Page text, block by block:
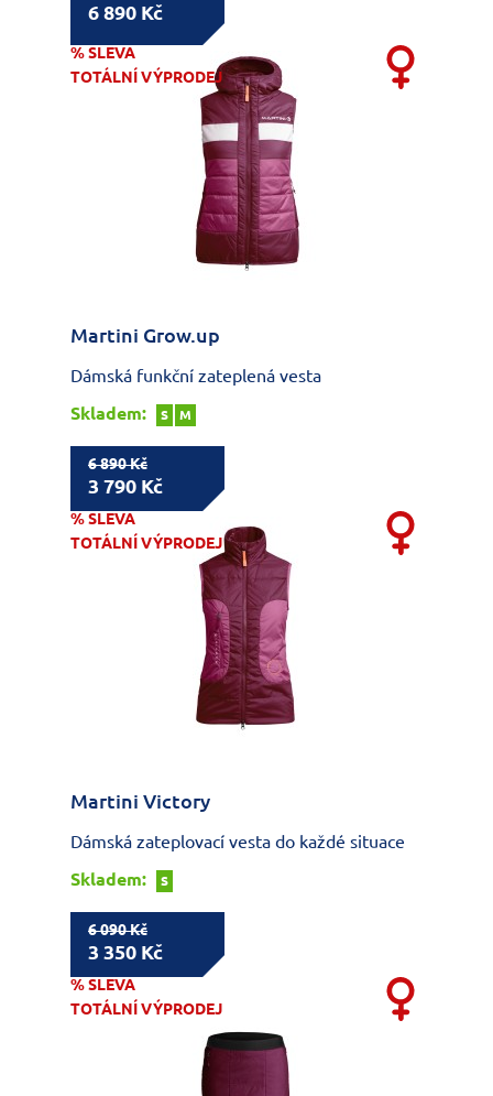
6 890 Kč
% SLEVA
TOTÁLNÍ VÝPRODEJ
Martini Grow.up
Dámská funkční zateplená vesta
Skladem:
S M
6 890 Kč
3 790 Kč
% SLEVA
TOTÁLNÍ VÝPRODEJ
Martini Victory
Dámská zateplovací vesta do každé situace
Skladem:
S
6 090 Kč
3 350 Kč
% SLEVA
TOTÁLNÍ VÝPRODEJ